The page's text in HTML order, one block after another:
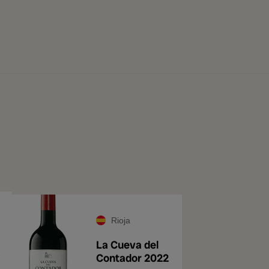
Rioja
La Cueva del
Contador 2022